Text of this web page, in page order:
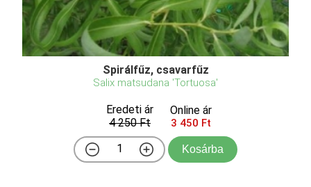
Editerrán származású alapfaj, a Vinca minor
sárgatarka levelű változata. Elheverő hajtású
örökzöld félcserje, lombozata aranysárga színnel
tarkázott (a levelek közepén nagy aranysárga folt
virágainak. ...